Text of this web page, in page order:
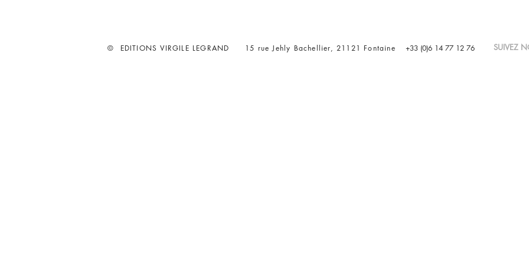
15 rue Jehly Bachellier, 21121 Fontaine +33 (0)6 14 77 12 76
© EDITIONS VIRGILE LEGRAND SUIVEZ